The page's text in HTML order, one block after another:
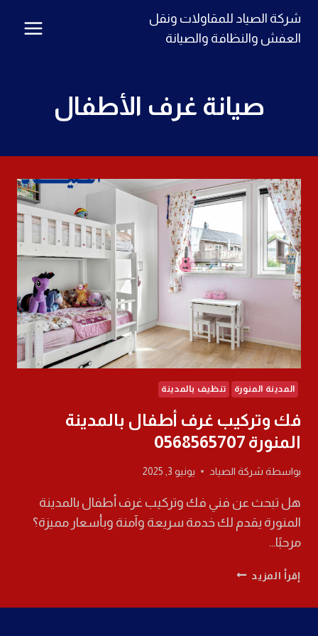
التجاوز
شركة الصياد للمقاولات ونقل
العفش والنظافة والصيانة
صيانة غرف الأطفال
المدينة المنورة تنظيف بالمدينة
فك وتركيب غرف أطفال بالمدينة
المنورة 0568565707
بواسطة شركة الصياد يونيو 3, 2025
هل تبحث عن فني فك وتركيب غرف أطفال بالمدينة
المنورة يقدم لك خدمة سريعة وآمنة وبأسعار مميزة؟
مرحبًا…
إقرأ المزيد فك